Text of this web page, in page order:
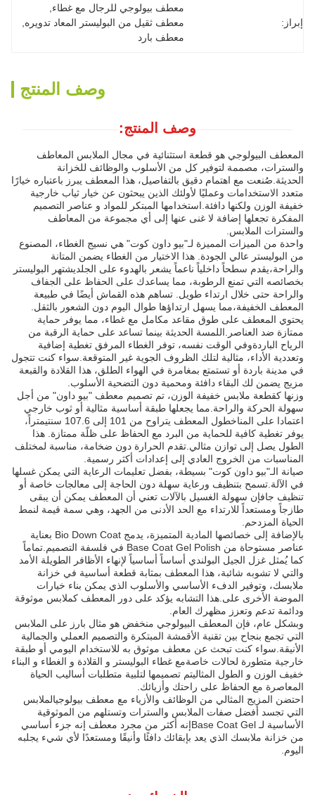
إبراز:
معطف بيولوجي للرجال مع غطاء
معطف ثقيل من البوليستر المعاد تدويره
معطف بارد
وصف المنتج
وصف المنتج:
المعطف البيولوجي هو قطعة استثنائية في مجال الملابس المعاطف
والسترات، مصممة لتوفير كل من الأسلوب والوظائف للخزانة
الحديثة.صُنعت مع اهتمام دقيق بالتفاصيل، هذا المعطف يبرز باعتباره خيارًا
متعدد الاستخدامات وعمليًا لأولئك الذين يبحثون عن خيار ثياب خارجية
خفيفة الوزن ولكنها دافئة.استخدامها المبتكر للمواد و عناصر التصميم
المفكرة تجعلها إضافة لا غنى عنها إلى أي مجموعة من المعاطف
والسترات الملابس.
واحدة من الميزات المميزة لـ"بيو داون كوت" هي نسيج الغطاء، المصنوع
من البوليستر عالي الجودة. هذا الاختيار من الغطاء يضمن المتانة
والراحة،يقدم سطحاً داخلياً ناعماً يشعر بالهدوء على الجلديشتهر البوليستر
بخصائصه التي تمنع الرطوبة، مما يساعدك على الحفاظ على الجفاف
والراحة حتى خلال ارتداء طويل. تساهم هذه القماش أيضًا في طبيعة
المعطف الخفيفة،مما يسهل ارتداؤها طوال اليوم دون الشعور بالثقل.
يحتوي المعطف على طوق مقاعد مكامل مع غطاء، مما يوفر حماية
ممتازة ضد العناصر.اللمسة الحديثة بينما تساعد على حماية الرقبة من
الرياح الباردةوفي الوقت نفسه، توفر الغطاء المرفق تغطية إضافية
وتعددية الأداء، مثالية لتلك الظروف الجوية غير المتوقعة.سواء كنت تتجول
في مدينة باردة أو تستمتع بمغامرة في الهواء الطلق، هذا القلادة والقبعة
مزيج يضمن لك البقاء دافئة ومحمية دون التضحية الأسلوب.
وزنها كقطعة ملابس خفيفة الوزن، تم تصميم معطف "بيو داون" من أجل
سهولة الحركة والراحة.مما يجعلها طبقة أساسية مثالية أو ثوب خارجي
اعتمادا على المناخطول المعطف يتراوح من 101 إلى 107.6 سنتيمتراً،
يوفر تغطية كافية للحماية من البرد مع الحفاظ على ظلّة ممتازة. هذا
الطول يصل إلى توازن مثالي.تقدم الحرارة دون ضخامة، مناسبة لمختلف
المناسبات من الخروج العادي إلى إعدادات أكثر رسمية.
صيانة الـ"بيو داون كوت" بسيطة، بفضل تعليمات الرعاية التي يمكن غسلها
في الآلة.تسمح بتنظيف ورعاية سهلة دون الحاجة إلى معالجات خاصة أو
تنظيف جافإن سهولة الغسيل بالآلات تعني أن المعطف يمكن أن يبقى
طازجاً ومستعداً للارتداء مع الحد الأدنى من الجهد، وهي سمة قيمة لنمط
الحياة المزدحم.
بالإضافة إلى خصائصها المادية المتميزة، يدمج Bio Down Coat بعناية
عناصر مستوحاة من Base Coat Gel Polish في فلسفة التصميم.تماماً
كما يُمثل غزل الجيل البولندي أساساً أساسياً لإنهاء الأظافر الطويلة الأمد
والتي لا تشوبه شائبة، هذا المعطف بمثابة قطعة أساسية في خزانة
ملابسك، وتوفير الدفء الأساسي والأسلوب الذي يمكن بناء خيارات
الموضة الأخرى على.هذا التشابه يؤكد على دور المعطف كملابس موثوقة
ودائمة تدعم وتعزز مظهرك العام.
وبشكل عام، فإن المعطف البيولوجي منخفض هو مثال بارز على الملابس
التي تجمع بنجاح بين تقنية الأقمشة المبتكرة والتصميم العملي والجمالية
الأنيقة.سواء كنت تبحث عن معطف موثوق به للاستخدام اليومي أو طبقة
خارجية متطورة لحالات خاصةمع غطاء البوليستر و القلادة و الغطاء و البناء
خفيف الوزن و الطول المثاليتم تصميمها لتلبية متطلبات أساليب الحياة
المعاصرة مع الحفاظ على راحتك وأزيائك.
احتضن المزيج المثالي من الوظائف والأزياء مع معطف بيولوجيالملابس
التي تجسد أفضل صفات الملابس والسترات وتستلهم من الموثوقية
الأساسية لـ Base Coat Gelإنه أكثر من مجرد معطف إنه جزء أساسي
من خزانة ملابسك الذي يعد بإبقائك دافئًا وأنيقًا ومستعدًا لأي شيء يجلبه
اليوم.